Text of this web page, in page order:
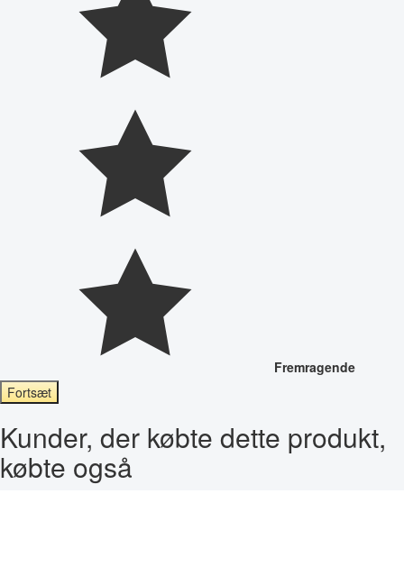
Fremragende
Fortsæt
Kunder, der købte dette produkt,
købte også